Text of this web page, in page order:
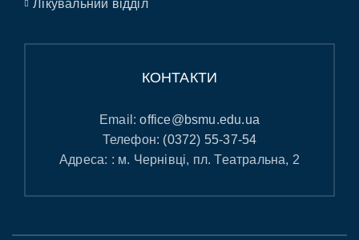
Лікувальний відділ
КОНТАКТИ
Email:office@bsmu.edu.ua
Телефон: (0372) 55-37-54
Адреса: : м. Чернівці, пл. Театральна, 2